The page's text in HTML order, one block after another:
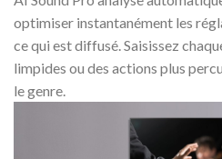
optimiser instantanément les
ce qui est diffusé. Saisissez
limpides ou des actions plus
le genre.